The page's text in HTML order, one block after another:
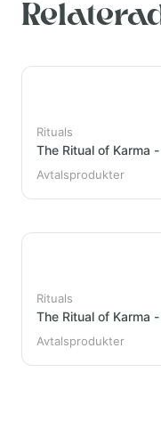
Rituals
The Ritual of Karma
Avtalsprodukter
Rituals
The Ritual of Karma
Avtalsprodukter